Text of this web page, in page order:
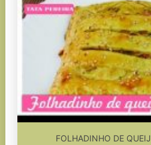
FOLHADINHO DE